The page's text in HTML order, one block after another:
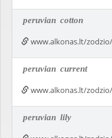
peruvian cotton
www.alkonas.lt/
peruvian current
www.alkonas.lt/
peruvian lily